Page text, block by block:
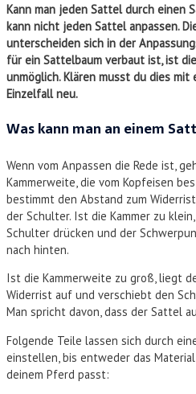
Kann man jeden Sattel durch einen
kann nicht jeden Sattel anpassen.
unterscheiden sich in der
für ein Sattelbaum verbaut ist, ist
unmöglich. Klären musst du dies
Einzelfall neu.
Was kann man an einem
Wenn vom Anpassen die Rede ist,
Kammerweite, die vom Kopfeisen
bestimmt den Abstand zum
der Schulter. Ist die Kammer zu
Schulter drücken und der
nach hinten.
Ist die Kammerweite zu groß, liegt
Widerrist auf und verschiebt den
Man spricht davon, dass der Sattel
Folgende Teile lassen sich durch
einstellen, bis entweder das
deinem Pferd passt: